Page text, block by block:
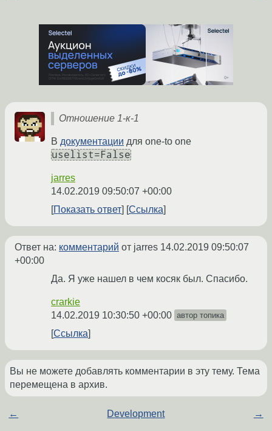
Отношение 1-к-1
В документации для one-to one
uselist=False
jarres
14.02.2019 09:50:07 +00:00
Показать ответ
Ссылка
Ответ на: комментарий от jarres 14.02.2019 09:50:07
+00:00
Да. Я уже нашел в чем косяк был. Спасибо.
crarkie
14.02.2019 10:30:50 +00:00 автор топика
Ссылка
Вы не можете добавлять комментарии в эту тему. Тема
перемещена в архив.
← Development →